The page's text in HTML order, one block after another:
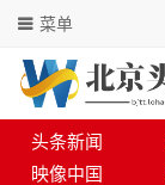
菜单
头条新闻
映像中国